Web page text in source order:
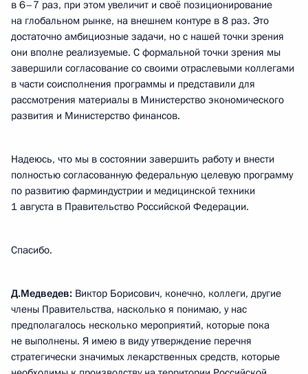
в 6–7 раз, при этом увеличит и своё позиционирование
на глобальном рынке, на внешнем контуре в 8 раз. Это
достаточно амбициозные задачи, но с нашей точки зрения
они вполне реализуемые. С формальной точки зрения мы
завершили согласование со своими отраслевыми коллегами
в части соисполнения программы и представили для
рассмотрения материалы в Министерство экономического
развития и Министерство финансов.
Надеюсь, что мы в состоянии завершить работу и внести
полностью согласованную федеральную целевую программу
по развитию фарминдустрии и медицинской техники
1 августа в Правительство Российской Федерации.
Спасибо.
Д.Медведев: Виктор Борисович, конечно, коллеги, другие
члены Правительства, насколько я понимаю, у нас
предполагалось несколько мероприятий, которые пока
не выполнены. Я имею в виду утверждение перечня
стратегически значимых лекарственных средств, которые